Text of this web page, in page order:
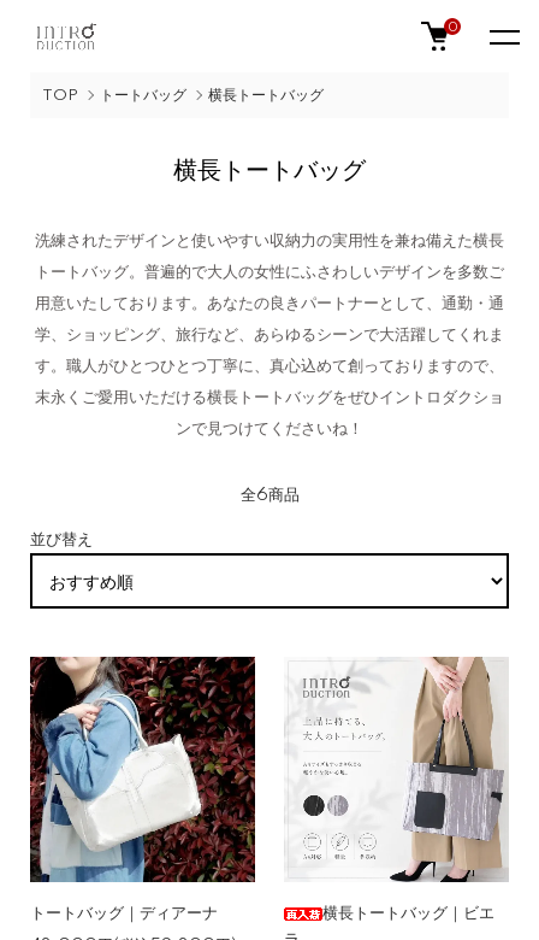
0
TOP トートバッグ 横長トートバッグ
横長トートバッグ
洗練されたデザインと使いやすい収納力の実用性を兼ね備えた横長
トートバッグ。普遍的で大人の女性にふさわしいデザインを多数ご
用意いたしております。あなたの良きパートナーとして、通勤・通
学、ショッピング、旅行など、あらゆるシーンで大活躍してくれま
す。職人がひとつひとつ丁寧に、真心込めて創っておりますので、
末永くご愛用いただける横長トートバッグをぜひイントロダクショ
ンで見つけてくださいね！
全6商品
並び替え
トートバッグ｜ディアーナ
横長トートバッグ｜ビエ